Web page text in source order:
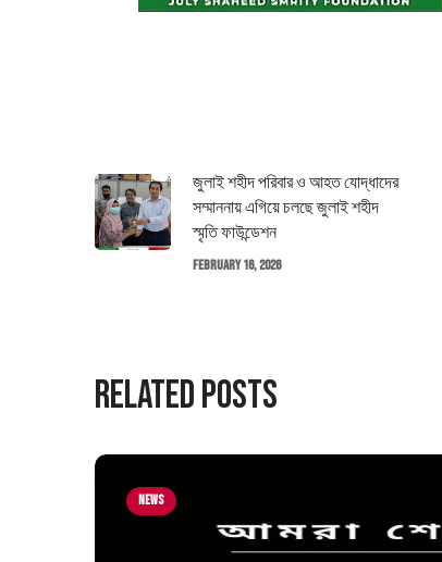
জুলাই শহীদ পরিবার ও আহত যোদ্ধাদের
সম্মাননায় এগিয়ে চলছে জুলাই শহীদ
স্মৃতি ফাউন্ডেশন
February 16, 2026
Related Posts
News